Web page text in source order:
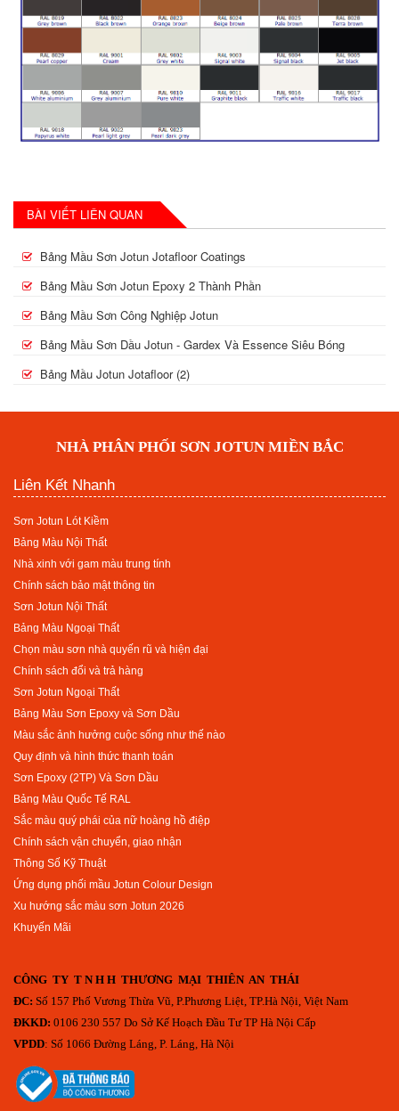
BÀI VIẾT LIÊN QUAN
Bảng Mầu Sơn Jotun Jotafloor Coatings
Bảng Mầu Sơn Jotun Epoxy 2 Thành Phần
Bảng Mầu Sơn Công Nghiệp Jotun
Bảng Mầu Sơn Dầu Jotun - Gardex Và Essence Siêu Bóng
Bảng Mầu Jotun Jotafloor (2)
NHÀ PHÂN PHỐI SƠN JOTUN MIỀN BẮC
Liên Kết Nhanh
Sơn Jotun Lót Kiềm
Bảng Màu Nội Thất
Nhà xinh với gam màu trung tính
Chính sách bảo mật thông tin
Sơn Jotun Nội Thất
Bảng Màu Ngoại Thất
Chọn màu sơn nhà quyến rũ và hiện đại
Chính sách đổi và trả hàng
Sơn Jotun Ngoại Thất
Bảng Màu Sơn Epoxy và Sơn Dầu
Màu sắc ảnh hưởng cuộc sống như thế nào
Quy định và hình thức thanh toán
Sơn Epoxy (2TP) Và Sơn Dầu
Bảng Màu Quốc Tế RAL
Sắc màu quý phái của nữ hoàng hồ điệp
Chính sách vận chuyển, giao nhận
Thông Số Kỹ Thuật
Ứng dụng phối mầu Jotun Colour Design
Xu hướng sắc màu sơn Jotun 2026
Khuyến Mãi
CÔNG TY T N H H THƯƠNG MẠI THIÊN AN THÁI
ĐC: Số 157 Phố Vương Thừa Vũ, P.Phương Liệt, TP.Hà Nội, Việt Nam
ĐKKD: 0106 230 557 Do Sở Kế Hoạch Đầu Tư TP Hà Nội Cấp
VPDD: Số 1066 Đường Láng, P. Láng, Hà Nội